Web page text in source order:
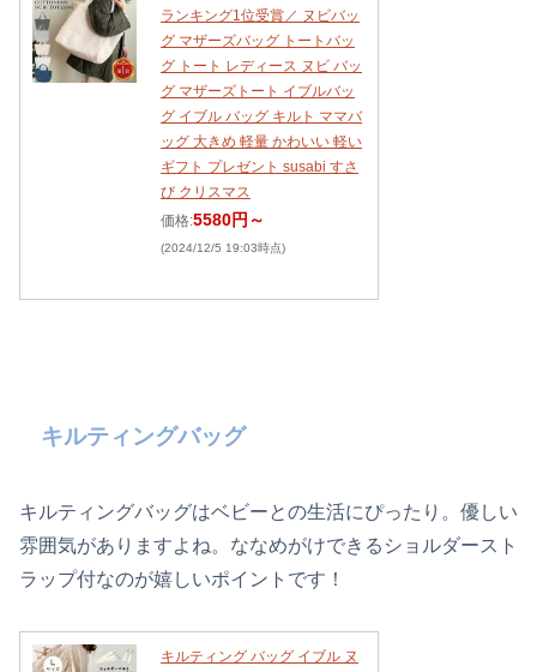
ランキング1位受賞／ ヌビバッ
グ マザーズバッグ トートバッ
グ トート レディース ヌビ バッ
グ マザーズトート イブルバッ
グ イブル バッグ キルト ママバ
ッグ 大きめ 軽量 かわいい 軽い
ギフト プレゼント susabi すさ
び クリスマス
価格:5580円～
(2024/12/5 19:03時点)
キルティングバッグ
キルティングバッグはベビーとの生活にぴったり。優しい
雰囲気がありますよね。ななめがけできるショルダースト
ラップ付なのが嬉しいポイントです！
キルティング バッグ イブル ヌ